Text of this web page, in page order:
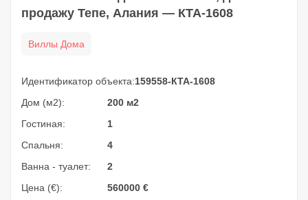
продажу Тепе, Алания — КТА-1608
Виллы Дома
Идентификатор объекта:159558-КТА-1608
Дом (м2):
200 м2
Гостиная:
1
Спальня:
4
Ванна - туалет:
2
Цена (€):
560000 €